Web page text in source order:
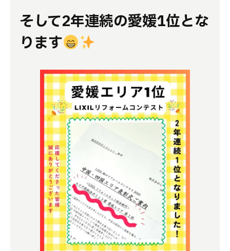
そして2年連続の愛媛1位とな
ります